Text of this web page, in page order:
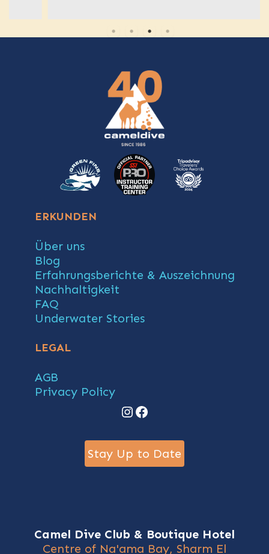
ERKUNDEN
Über uns
Blog
Erfahrungsberichte & Auszeichnung
Nachhaltigkeit
FAQ
Underwater Stories
LEGAL
AGB
Privacy Policy
Instagram
Facebook
Stay Up to Date
Camel Dive Club & Boutique Hotel
Centre of Na'ama Bay, Sharm El